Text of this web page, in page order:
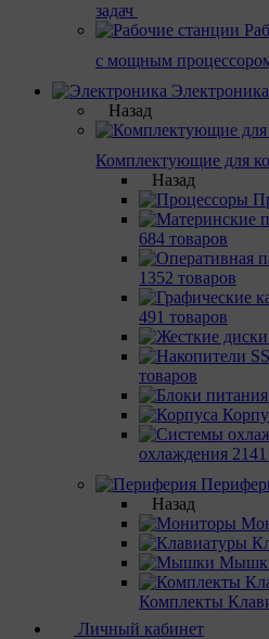
задач
с мощным
Электроника
Назад
Комплектующие для
Назад
684 товаров
1352 товаров
491 товаров
товаров
охлаждения
Назад
Комплекты
Личный кабинет